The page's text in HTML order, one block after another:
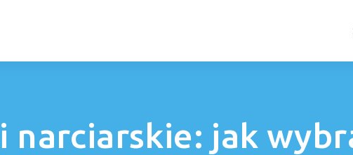
narciarskie: jak